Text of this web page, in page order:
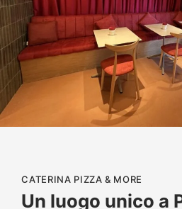
CATERINA PIZZA & MORE
Un luogo unico a